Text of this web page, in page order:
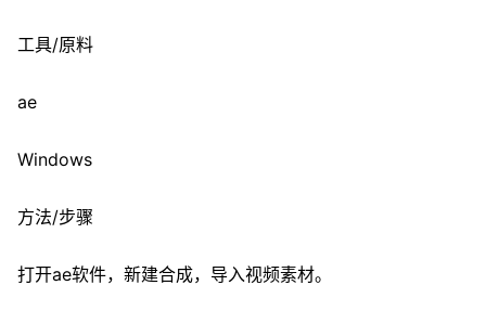
工具/原料
ae
Windows
方法/步骤
打开ae软件，新建合成，导入视频素材。